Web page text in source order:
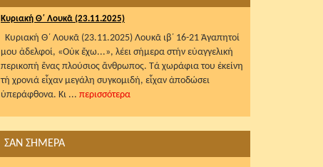
Κυριακή Θ΄ Λουκᾶ (23.11.2025)
Κυριακή Θ΄ Λουκᾶ (23.11.2025) Λουκᾶ ιβ΄ 16-21 Ἀγαπητοί
μου ἀδελφοί, «Οὐκ ἔχω...», λέει σήμερα στήν εὐαγγελική
περικοπή ἕνας πλούσιος ἄνθρωπος. Τά χωράφια του ἐκείνη
τή χρονιά εἶχαν μεγάλη συγκομιδή, εἶχαν ἀποδώσει
ὑπεράφθονα. Κι ... περισσότερα
ΣΑΝ ΣΗΜΕΡΑ